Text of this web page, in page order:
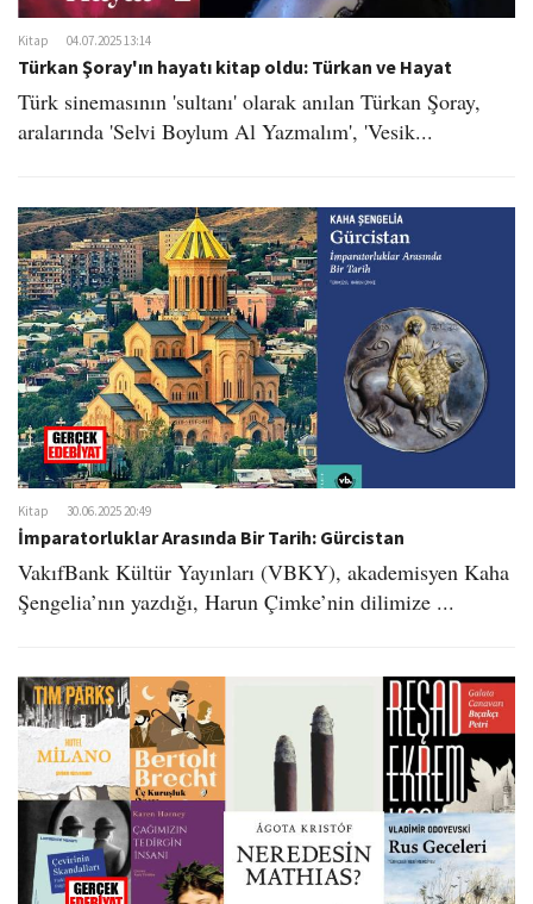
Kitap 04.07.2025 13:14
Türkan Şoray'ın hayatı kitap oldu: Türkan ve Hayat
Türk sinemasının 'sultanı' olarak anılan Türkan Şoray,
aralarında 'Selvi Boylum Al Yazmalım', 'Vesik...
Kitap 30.06.2025 20:49
İmparatorluklar Arasında Bir Tarih: Gürcistan
VakıfBank Kültür Yayınları (VBKY), akademisyen Kaha
Şengelia’nın yazdığı, Harun Çimke’nin dilimize ...